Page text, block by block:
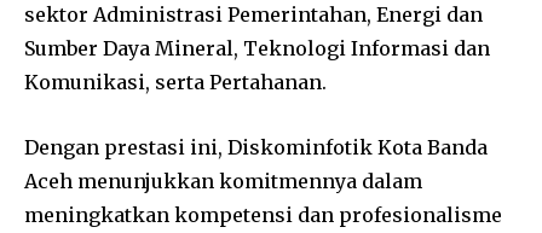
sektor Administrasi Pemerintahan, Energi dan
Sumber Daya Mineral, Teknologi Informasi dan
Komunikasi, serta Pertahanan.
Dengan prestasi ini, Diskominfotik Kota Banda
Aceh menunjukkan komitmennya dalam
meningkatkan kompetensi dan profesionalisme